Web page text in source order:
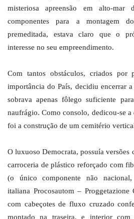
misteriosa apreensão em alto-mar
componentes para a montagem
premeditada, estava claro que o
interesse no seu empreendimento.
Com tantos obstáculos, criados por
importância do País, decidiu encerrar
sobrava apenas fôlego suficiente
naufrágio. Como consolo, dedicou-se
foi a construção de um cemitério
O luxuoso Democrata, possuía versões
carroceria de plástico reforçado com
(o único componente não
italiana Procosautom –
com cabeçotes de fluxo cruzado
montado na traseira, e interior com